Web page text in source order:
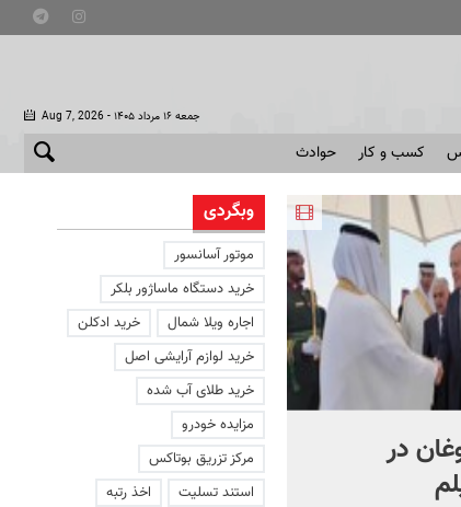
Aug 7, 2026 - جمعه ۱۶ مرداد ۱۴۰۵
کسب و کار حوادث
در
شادمهر عقیلی قطعه «گل
یاس» را بازخوانی کرد |
وبگردی
موتور آسانسور
خرید دستگاه ماساژور بلکر
اجاره ویلا شمال
خرید ادکلن
خرید لوازم آرایشی اصل
خرید طلای آب شده
مزایده خودرو
مرکز تزریق بوتاکس
استند تسلیت
اخذ رتبه